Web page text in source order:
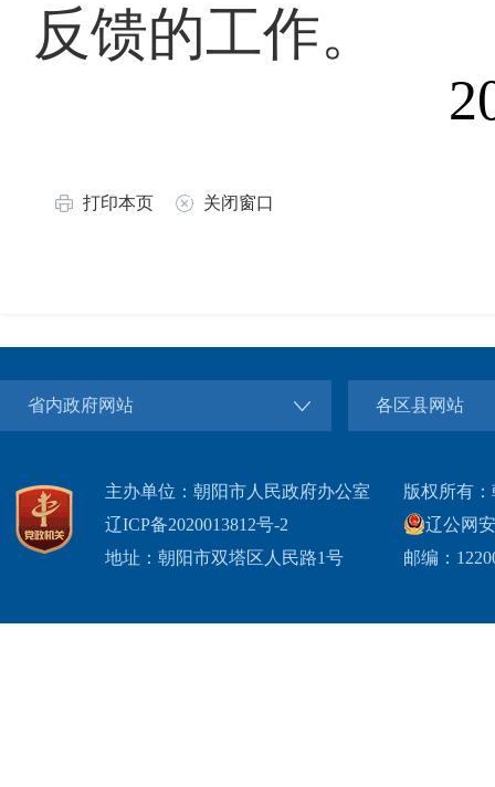
反馈的工作。
打印本页 关闭窗口
省内政府网站 各区县网站
主办单位：朝阳市人民政府办公室
辽ICP备2020013812号-2
地址：朝阳市双塔区人民路1号
版权所有
辽公网
邮编：